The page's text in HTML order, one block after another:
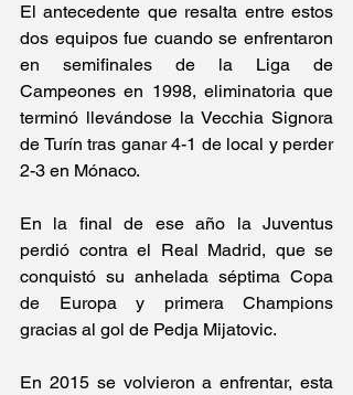
El antecedente que resalta entre estos
dos equipos fue cuando se enfrentaron
en semifinales de la Liga de
Campeones en 1998, eliminatoria que
terminó llevándose la Vecchia Signora
de Turín tras ganar 4-1 de local y perder
2-3 en Mónaco.
En la final de ese año la Juventus
perdió contra el Real Madrid, que se
conquistó su anhelada séptima Copa
de Europa y primera Champions
gracias al gol de Pedja Mijatovic.
En 2015 se volvieron a enfrentar, esta